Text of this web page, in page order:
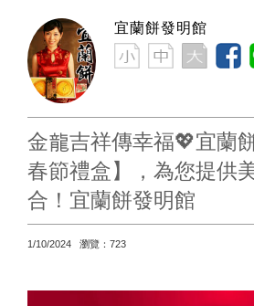
宜蘭餅發明館
金龍吉祥傳幸福💖宜蘭
春節禮盒】，為您提供
合！宜蘭餅發明館
1/10/2024 瀏覽：723